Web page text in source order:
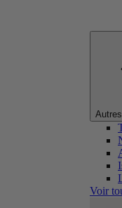
Voir